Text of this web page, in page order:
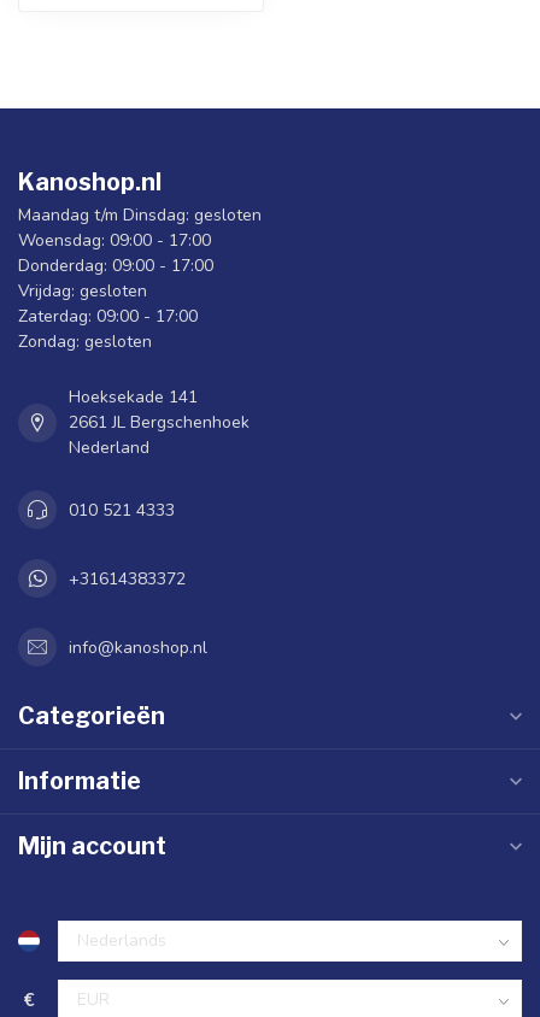
Kanoshop.nl
Maandag t/m Dinsdag: gesloten
Woensdag: 09:00 - 17:00
Donderdag: 09:00 - 17:00
Vrijdag: gesloten
Zaterdag: 09:00 - 17:00
Zondag: gesloten
Hoeksekade 141
2661 JL Bergschenhoek
Nederland
010 521 4333
+31614383372
info@kanoshop.nl
Categorieën
Informatie
Mijn account
€